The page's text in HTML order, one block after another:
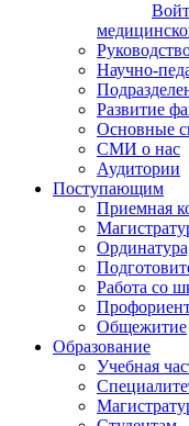
Научно-
Развитие
Основные
СМИ о нас
Аудитории
Поступающим
Приемная
Работа со
Общежитие
Образование
Учебная